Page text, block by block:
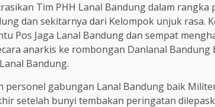
Tim PHH Lanal Bandung dalam rangka
dan sekitarnya dari Kelompok unjuk rasa.
Pos Jaga Lanal Bandung dan sempat
anarkis ke rombongan Danlanal Bandung
Bandung.
personel gabungan Lanal Bandung baik
setelah bunyi tembakan peringatan